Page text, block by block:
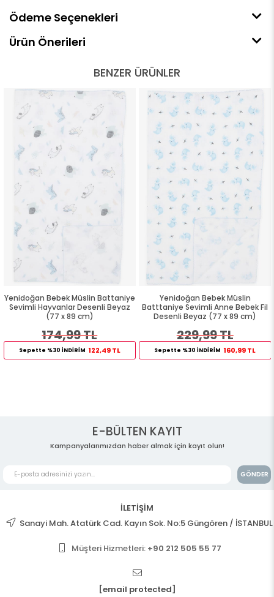
Ödeme Seçenekleri
Ürün Önerileri
BENZER ÜRÜNLER
Yenidoğan Bebek Müslin Battaniye
Sevimli Hayvanlar Desenli Beyaz
(77 x 89 cm)
174,99 TL
Sepette %30 İNDİRİM 122,49 TL
Yenidoğan Bebek Müslin
Batttaniye Sevimli Anne Bebek Fil
Desenli Beyaz (77 x 89 cm)
229,99 TL
Sepette %30 İNDİRİM 160,99 TL
E-BÜLTEN KAYIT
Kampanyalarımızdan haber almak için kayıt olun!
GÖNDER
İLETİŞİM
Sanayi Mah. Atatürk Cad. Kayın Sok. No:5 Güngören / İSTANBUL
Müşteri Hizmetleri: +90 212 505 55 77
[email protected]